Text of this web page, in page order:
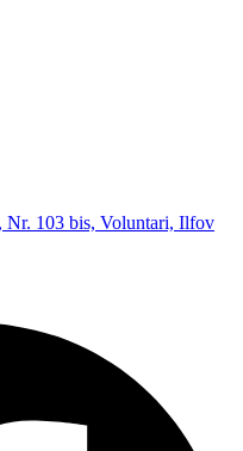
Nr. 103 bis, Voluntari, Ilfov